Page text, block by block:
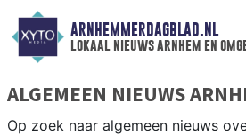
ARNHEMMERDAGBLAD.NL
lokaal nieuws arnhem en
ALGEMEEN NIEUWS
Op zoek naar algemeen nieuws